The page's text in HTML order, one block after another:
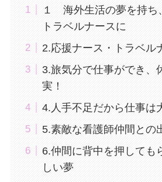
１ 海外生活の夢を持ち
トラベルナースに
2.応援ナース・トラベル
3.旅気分で仕事ができ、
実！
4.人手不足だから仕事は
5.素敵な看護師仲間との
6.仲間に背中を押しても
しい夢